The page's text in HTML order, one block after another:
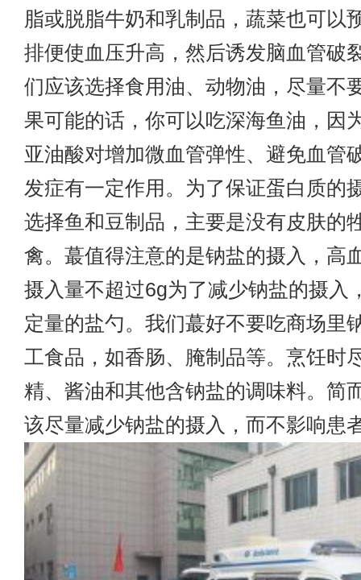
脂或脱脂牛奶和乳制品，蔬菜也可以
排便使血压升高，然后诱发脑血管破
们应该选择食用油、动物油，尽量不
果可能的话，你可以吃深海鱼油，因
亚油酸对增加微血管弹性、避免血管
发症有一定作用。为了保证蛋白质的
选择鱼和豆制品，主要是没有皮肤的
禽。蕞值得注意的是钠盐的摄入，高
摄入量不超过6g为了减少钠盐的摄入
定量的盐勺。我们蕞好不要吃商场里
工食品，如香肠、腌制品等。烹饪时
精、酱油和其他含钠盐的调味料。简
该尽量减少钠盐的摄入，而不影响患